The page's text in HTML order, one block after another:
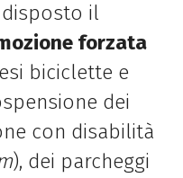
il
forzata
biciclette e
dei
con disabilità
), dei parcheggi